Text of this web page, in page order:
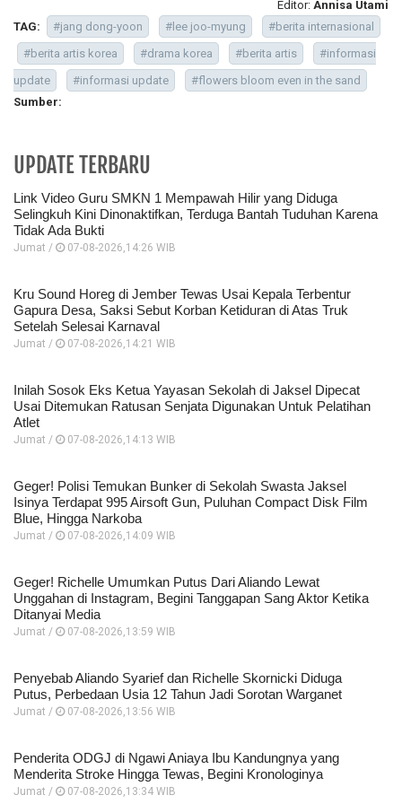
Editor: Annisa Utami
TAG:
#jang dong-yoon #lee joo-myung
#berita internasional
#berita artis korea
#drama korea #berita artis
#informasi
update
#informasi update
#flowers bloom even in the sand
Sumber:
UPDATE TERBARU
Link Video Guru SMKN 1 Mempawah Hilir yang Diduga
Selingkuh Kini Dinonaktifkan, Terduga Bantah Tuduhan Karena
Tidak Ada Bukti
Jumat / 07-08-2026,14:26 WIB
Kru Sound Horeg di Jember Tewas Usai Kepala Terbentur
Gapura Desa, Saksi Sebut Korban Ketiduran di Atas Truk
Setelah Selesai Karnaval
Jumat / 07-08-2026,14:21 WIB
Inilah Sosok Eks Ketua Yayasan Sekolah di Jaksel Dipecat
Usai Ditemukan Ratusan Senjata Digunakan Untuk Pelatihan
Atlet
Jumat / 07-08-2026,14:13 WIB
Geger! Polisi Temukan Bunker di Sekolah Swasta Jaksel
Isinya Terdapat 995 Airsoft Gun, Puluhan Compact Disk Film
Blue, Hingga Narkoba
Jumat / 07-08-2026,14:09 WIB
Geger! Richelle Umumkan Putus Dari Aliando Lewat
Unggahan di Instagram, Begini Tanggapan Sang Aktor Ketika
Ditanyai Media
Jumat / 07-08-2026,13:59 WIB
Penyebab Aliando Syarief dan Richelle Skornicki Diduga
Putus, Perbedaan Usia 12 Tahun Jadi Sorotan Warganet
Jumat / 07-08-2026,13:56 WIB
Penderita ODGJ di Ngawi Aniaya Ibu Kandungnya yang
Menderita Stroke Hingga Tewas, Begini Kronologinya
Jumat / 07-08-2026,13:34 WIB